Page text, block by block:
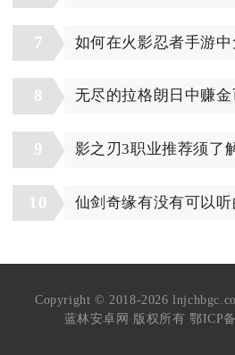
7 如何在火影忍者手游
8 无尽的拉格朗日中赚
9 影之刃3职业推荐须了
10 仙剑奇缘有没有可以
Copyright © 2018-2026
蓝林安卓网 版权所有鄂ICP